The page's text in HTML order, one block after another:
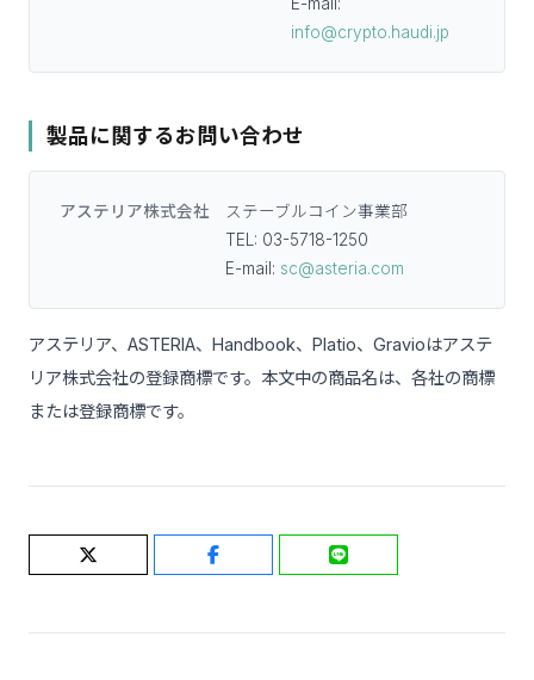
info@crypto.haudi.jp
製品に関するお問い合わせ
アステリア株式会社
ステーブルコイン事業部
TEL: 03-5718-1250
E-mail: sc@asteria.com
アステリア、ASTERIA、Handbook、Platio、Gravioはアステ
リア株式会社の登録商標です。本文中の商品名は、各社の商標
または登録商標です。